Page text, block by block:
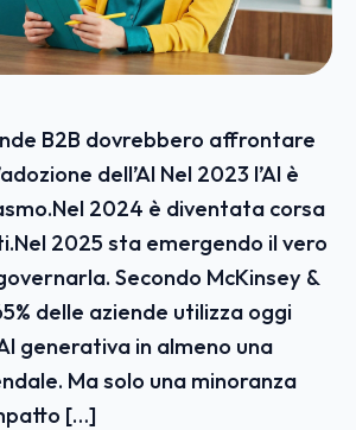
B2B dovrebbero affrontare
dell’AI Nel 2023 l’AI è
2024 è diventata corsa
2025 sta emergendo il vero
Secondo McKinsey &
delle aziende utilizza oggi
generativa in almeno una
Ma solo una minoranza
[…]